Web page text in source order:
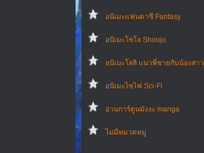
อนิเมะแฟนตาซี Fantasy
อนิเมะโชโจ Shoujo
อนิเมะโลลิ แนวพี่ชายกับน้องสาว
อนิเมะไซไฟ Sci-Fi
อ่านการ์ตูนมังงะ manga
ไม่มีหมวดหมู่